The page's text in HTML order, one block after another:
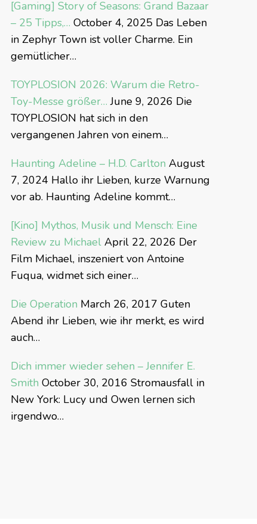
[Gaming] Story of Seasons: Grand Bazaar
– 25 Tipps,… October 4, 2025 Das Leben
in Zephyr Town ist voller Charme. Ein
gemütlicher…
TOYPLOSION 2026: Warum die Retro-
Toy-Messe größer… June 9, 2026 Die
TOYPLOSION hat sich in den
vergangenen Jahren von einem…
Haunting Adeline – H.D. Carlton August
7, 2024 Hallo ihr Lieben, kurze Warnung
vor ab. Haunting Adeline kommt…
[Kino] Mythos, Musik und Mensch: Eine
Review zu MichaelApril 22, 2026 Der
Film Michael, inszeniert von Antoine
Fuqua, widmet sich einer…
Die Operation March 26, 2017 Guten
Abend ihr Lieben, wie ihr merkt, es wird
auch…
Dich immer wieder sehen – Jennifer E.
Smith October 30, 2016 Stromausfall in
New York: Lucy und Owen lernen sich
irgendwo…